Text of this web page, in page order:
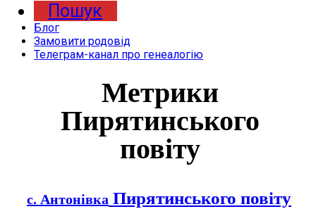
Пошук
Блог
Замовити родовід
Телеграм-канал про генеалогію
Метрики
Пирятинського
повіту
с. Антонівка Пирятинського повіту